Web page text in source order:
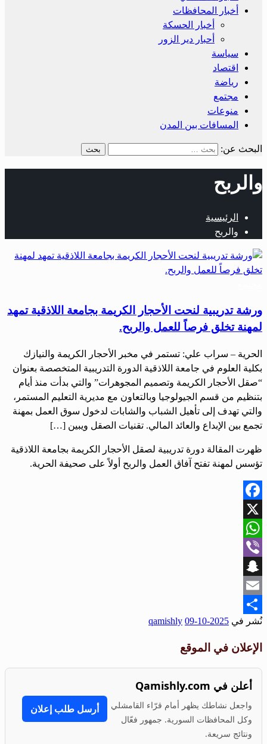
أخبار المحافظات
أخبار الحسكة
أحبار دير الزور
سياسة
اقتصاد
رياضة
مجتمع
منوعات
المسافات بين المدن
البحث عن:
والربح
الرئيسية
والربح
ورشة تدريبية لنحت الأحجار الكريمة بجامعة اللاذقية تمهد
لمهنة تخلق فرصاً للعمل والربح.
الحرية – سراب علي: تستمر في مخبر الأحجار الكريمة والنيازك
بكلية العلوم في جامعة اللاذقية الدورة التدريبية المتخصصة بعنوان
“صقل الأحجار الكريمة وتصميم المجوهرات” والتي بدأت منذ أيام
بتنظيم من قسم الجيولوجيا وبالتعاون مع مديرية التعليم المستمر،
والتي تهدف إلى تأهيل الشباب والشابات لدخول سوق العمل بمهنة
تجمع بين الإبداع والعائد المالي. تقنيات الصقل ويبين […]
ظهرت المقالة دورة تدريبية لصقل الأحجار الكريمة بجامعة اللاذقية
تؤسس لمهنة تفتح آفاق العمل والربح أولاً على صحيفة الحرية.
Facebook
X
WhatsApp
Viber
Snapchat
Email
Share
نُشر في 2025-10-09
qamishly
الإعلان في الموقع
أعلن في Qamishly.com
واجعل نشاطك يظهر أمام قرّاء القامشلي
وكل المحافظات السورية. جمهور فعّال
ونتائج سريعة.
أرسل طلب إعلان